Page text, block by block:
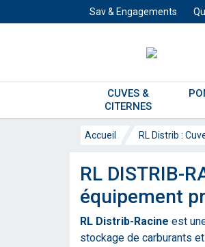
Sav & Engagements
CUVES &
CITERNES
Accueil RL Distrib :
RL DISTRIB-
équipement
RL Distrib-Racine est
stockage de carburants